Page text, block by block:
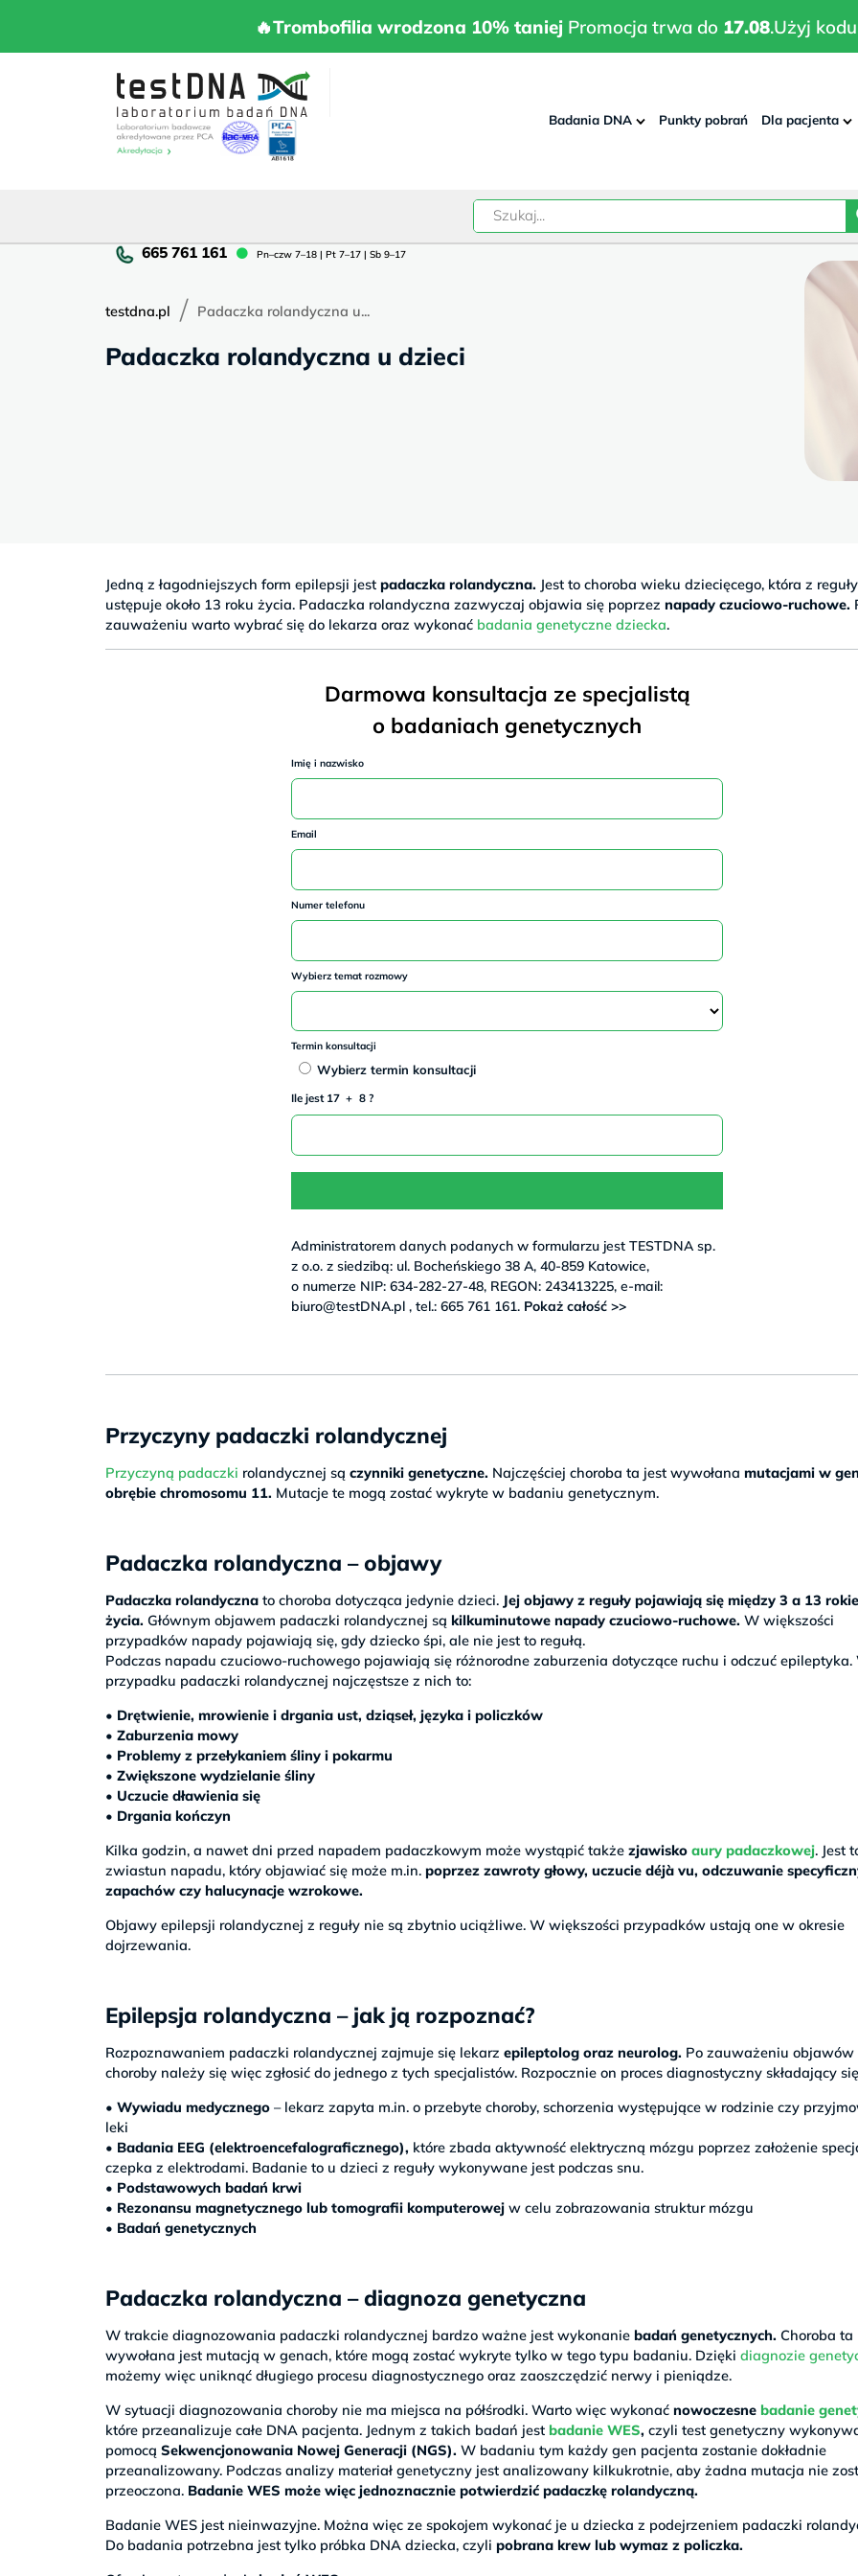
🔥Trombofilia wrodzona 10% taniej Promocja trwa do 17.08.Użyj
🔥Trombofilia wrodzona 10% taniej Promocja trwa do 17.08.Użyj kodu:
Pn–czw 7–18 | Pt 7–17 | Sb 9–17Pn–
Pt
7–
Badania DNA Punkty pobrań Dla pacjenta
testdna.pl / Padaczka rolandyczna u...
Padaczka rolandyczna u dzieci
Jedną z łagodniejszych form epilepsji jestpadaczka rolandyczna. Jest to choroba wieku dziecięcego, która z reguły
ustępuje około 13 roku życia. Padaczka rolandyczna zazwyczaj objawia się poprzeznapady czuciowo-ruchowe.
zauważeniu warto wybrać się do lekarza oraz wykonać badania genetyczne dziecka.
Darmowa konsultacja ze specjalistą
o badaniach genetycznych
Imię i nazwisko
Email
Numer telefonu
Wybierz temat rozmowy
Termin konsultacji
Wybierz termin konsultacji
Ile jest 17 + 8 ?
Administratorem danych podanych w formularzu jest TESTDNA sp.
z o.o. z siedzibą: ul. Bocheńskiego 38 A, 40-859 Katowice,
o numerze NIP: 634-282-27-48, REGON: 243413225, e-mail:
biuro@testDNA.pl , tel.: 665 761 161. Pokaż całość >>
Przyczyny padaczki rolandycznej
Przyczyną padaczki rolandycznej sączynniki genetyczne. Najczęściej choroba ta jest wywołanamutacjami w
obrębie chromosomu 11. Mutacje te mogą zostać wykryte w badaniu genetycznym.
Padaczka rolandyczna – objawy
Padaczka rolandyczna to choroba dotycząca jedynie dzieci. Jej objawy z reguły pojawiają się między 3 a 13
życia. Głównym objawem padaczki rolandycznej sąkilkuminutowe napady czuciowo-ruchowe. W większości
przypadków napady pojawiają się, gdy dziecko śpi, ale nie jest to regułą.
Podczas napadu czuciowo-ruchowego pojawiają się różnorodne zaburzenia dotyczące ruchu i odczuć epileptyka.
przypadku padaczki rolandycznej najczęstsze z nich to:
• Drętwienie, mrowienie i drgania ust, dziąseł, języka i policzków
• Zaburzenia mowy
• Problemy z przełykaniem śliny i pokarmu
• Zwiększone wydzielanie śliny
• Uczucie dławienia się
• Drgania kończyn
Kilka godzin, a nawet dni przed napadem padaczkowym może wystąpić takżezjawiskoaury padaczkowej. Jest
zwiastun napadu, który objawiać się może m.in.poprzez zawroty głowy, uczucie déjà vu, odczuwanie
zapachów czy halucynacje wzrokowe.
Objawy epilepsji rolandycznej z reguły nie są zbytnio uciążliwe. W większości przypadków ustają one w okresie
dojrzewania.
Epilepsja rolandyczna – jak ją rozpoznać?
Rozpoznawaniem padaczki rolandycznej zajmuje się lekarzepileptolog oraz neurolog. Po zauważeniu objawów
choroby należy się więc zgłosić do jednego z tych specjalistów. Rozpocznie on proces diagnostyczny składający
• Wywiadu medycznego – lekarz zapyta m.in. o przebyte choroby, schorzenia występujące w rodzinie czy
leki
• Badania EEG (elektroencefalograficznego), które zbada aktywność elektryczną mózgu poprzez założenie
czepka z elektrodami. Badanie to u dzieci z reguły wykonywane jest podczas snu.
• Podstawowych badań krwi
• Rezonansu magnetycznego lub tomografii komputerowej w celu zobrazowania struktur mózgu
• Badań genetycznych
Padaczka rolandyczna – diagnoza genetyczna
W trakcie diagnozowania padaczki rolandycznej bardzo ważne jest wykonaniebadań genetycznych. Choroba ta
wywołana jest mutacją w genach, które mogą zostać wykryte tylko w tego typu badaniu. Dziękidiagnozie
możemy więc uniknąć długiego procesu diagnostycznego oraz zaoszczędzić nerwy i pieniądze.
W sytuacji diagnozowania choroby nie ma miejsca na półśrodki. Warto więc wykonaćnowoczesne badanie
które przeanalizuje całe DNA pacjenta. Jednym z takich badań jest badanie WES, czyli test genetyczny
pomocąSekwencjonowania Nowej Generacji (NGS). W badaniu tym każdy gen pacjenta zostanie dokładnie
przeanalizowany. Podczas analizy materiał genetyczny jest analizowany kilkukrotnie, aby żadna mutacja nie
przeoczona. Badanie WES może więc jednoznacznie potwierdzić padaczkę rolandyczną.
Badanie WES jest nieinwazyjne. Można więc ze spokojem wykonać je u dziecka z podejrzeniem padaczki
Do badania potrzebna jest tylko próbka DNA dziecka, czylipobrana krew lub wymaz z policzka.